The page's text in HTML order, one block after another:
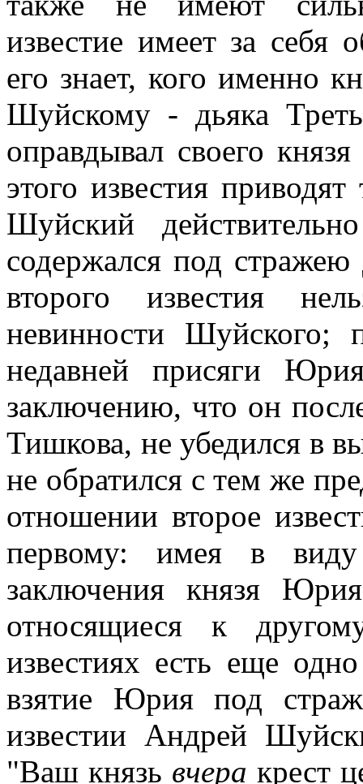
известие имеет за себя
его знает, кого именно
Шуйскому - дьяка
оправдывал своего
этого известия
Шуйский
содержался под
второго известия
невинности Шуйского;
недавней присяги
заключению, что он
Тишкова, не убедился в
не обратился с тем же
отношении второе
первому: имея в виду
заключения князя
относящиеся к
известиях есть еще
взятие Юрия под
известии Андрей
"Ваш князь вчера крест